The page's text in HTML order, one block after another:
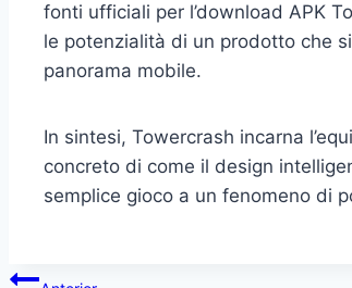
fonti ufficiali per l’download APK
le potenzialità di un prodotto che
panorama mobile.
In sintesi, Towercrash incarna
concreto di come il design
semplice gioco a un fenomeno di